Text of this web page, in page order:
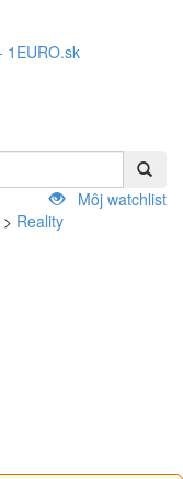
Môj watchlist
> Reality